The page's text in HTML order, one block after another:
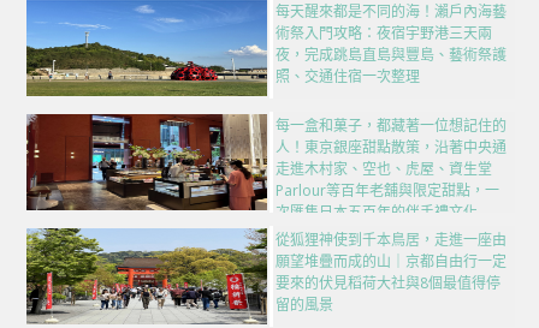
每天醒來都是不同的海！瀨戶內海藝
術祭入門攻略：夜宿宇野港三天兩
夜，完成跳島直島與豐島、藝術祭護
照、交通住宿一次整理
每一盒和菓子，都藏著一位想記住的
人！東京銀座甜點散策，沿著中央通
走進木村家、空也、虎屋、資生堂
Parlour等百年老舖與限定甜點，一
次匯集日本五百年的伴手禮文化
從狐狸神使到千本鳥居，走進一座由
願望堆疊而成的山｜京都自由行一定
要來的伏見稻荷大社與8個最值得停
留的風景